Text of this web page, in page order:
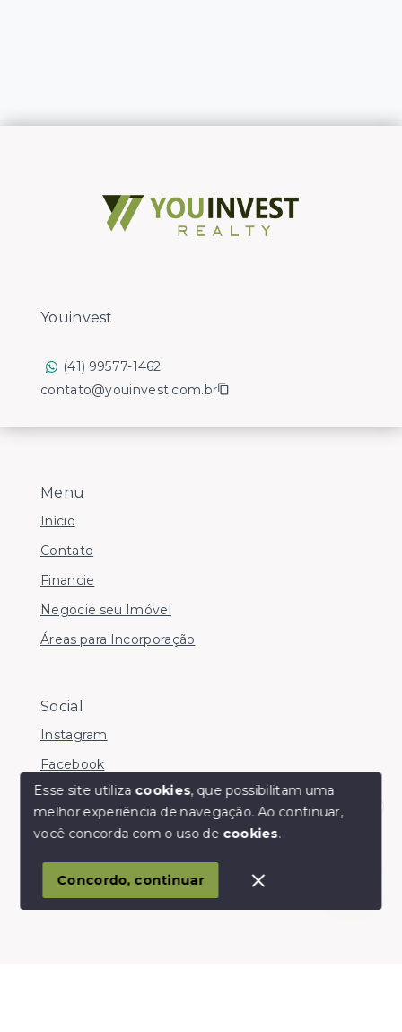
Olá! somos da Linkmob, como podemos ajudar?
Menu
Início
Contato
Financie
Negocie seu Imóvel
Áreas para Incorporação
Social
Instagram
Facebook
© Copyright 2026 - Youinvest - Todos os direitos
SITE PARA IMOBILIARIA
Youinvest
(41) 99577-1462
contato@youinvest.com.br
Esse site utiliza cookies, que possibilitam uma
melhor experiência de navegação.Ao continuar,
você concorda com o uso de cookies.
Concordo, continuar